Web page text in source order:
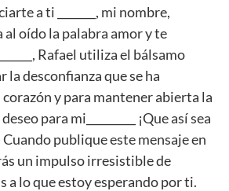
a ti _______, mi nombre,
al oído la palabra amor y te
Rafael utiliza el bálsamo
la desconfianza que se ha
y para mantener abierta la
para mi_________ ¡Que así sea
publique este mensaje en
un impulso irresistible de
a lo que estoy esperando por ti.